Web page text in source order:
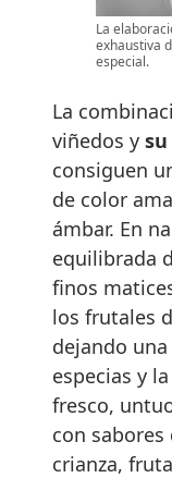
La
exhaustiva
especial.
La
viñedos y
consiguen
de color
ámbar. En
equilibrada
finos
los frutales
dejando
especias y
fresco,
con sabores
crianza,